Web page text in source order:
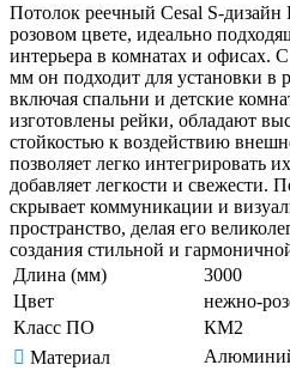
Потолок реечный Cesal S-
розовом цвете, идеально
интерьера в комнатах и офисах.
мм он подходит для установки в
включая спальни и детские
изготовлены рейки, обладают
стойкостью к воздействию
позволяет легко интегрировать
добавляет легкости и свежести.
скрывает коммуникации и
пространство, делая его
создания стильной и
Длина (мм)
3000
Цвет
нежно-
Класс ПО
КМ2
Материал